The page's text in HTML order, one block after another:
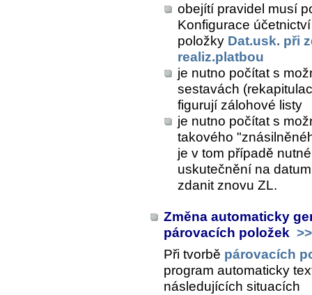
obejítí pravidel musí
Konfigurace
položky Dat.usk. při
realiz.platbou
je nutno počítat s
sestavách
figurují zálohové listy
je nutno počítat s
takového
je v tom případě
uskutečnění na
zdanit znovu ZL.
Změna automaticky
párovacích položek
Při tvorbě párovacích
program automaticky
následujících situacích